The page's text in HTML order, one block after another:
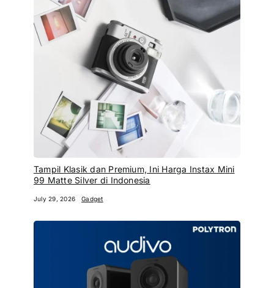
Tampil Klasik dan Premium, Ini Harga Instax Mini
99 Matte Silver di Indonesia
July 29, 2026 Gadget